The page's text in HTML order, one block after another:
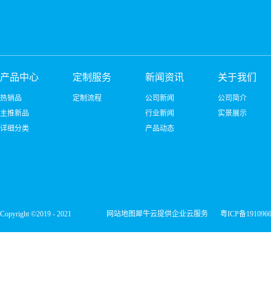
产品中心
热销品
主推新品
详细分类
定制服务
定制流程
新闻资讯
公司新闻
行业新闻
产品动态
关于我们
公司简介
实景展示
Copyright ©2019 - 2021 网站地图犀牛云提供企业云服务 粤ICP备